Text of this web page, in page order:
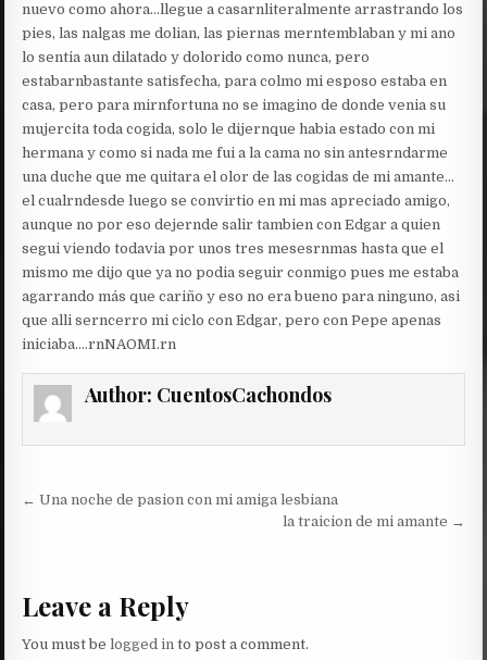
nuevo como ahora…llegue a casarnliteralmente arrastrando los
pies, las nalgas me dolian, las piernas merntemblaban y mi ano
lo sentia aun dilatado y dolorido como nunca, pero
estabarnbastante satisfecha, para colmo mi esposo estaba en
casa, pero para mirnfortuna no se imagino de donde venia su
mujercita toda cogida, solo le dijernque habia estado con mi
hermana y como si nada me fui a la cama no sin antesrndarme
una duche que me quitara el olor de las cogidas de mi amante…
el cualrndesde luego se convirtio en mi mas apreciado amigo,
aunque no por eso dejernde salir tambien con Edgar a quien
segui viendo todavia por unos tres mesesrnmas hasta que el
mismo me dijo que ya no podia seguir conmigo pues me estaba
agarrando más que cariño y eso no era bueno para ninguno, asi
que alli serncerro mi ciclo con Edgar, pero con Pepe apenas
iniciaba….rnNAOMI.rn
Author: CuentosCachondos
Post
← Una noche de pasion con mi amiga lesbiana
la traicion de mi amante →
Leave a Reply
You must belogged in to post a comment.